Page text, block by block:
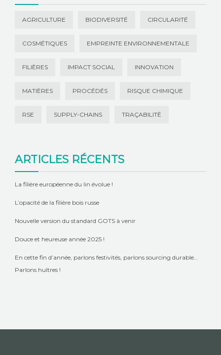
AGRICULTURE BIODIVERSITÉ CIRCULARITÉ
COSMÉTIQUES EMPREINTE ENVIRONNEMENTALE
FILIÈRES IMPACT SOCIAL INNOVATION
MATIÈRES PROCÉDÉS RISQUE CHIMIQUE
RSE SUPPLY-CHAINS TRAÇABILITÉ
ARTICLES RÉCENTS
La filière européenne du lin évolue !
L’opacité de la filière bois russe
Nouvelle version du standard GOTS à venir
Douce et heureuse année 2025 !
En cette fin d’année, parlons festivités, parlons sourcing durable…
Parlons huîtres !